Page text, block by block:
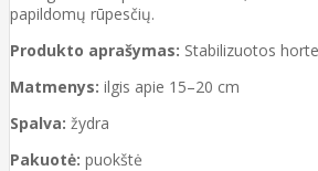
papildomų rūpesčių.
Produkto aprašymas: Stabilizuotos
Matmenys: ilgis apie 15–20 cm
Spalva: žydra
Pakuotė: puokštė